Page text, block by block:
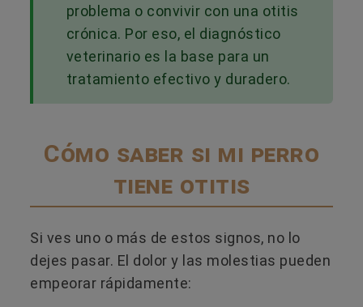
problema o convivir con una otitis
crónica. Por eso, el diagnóstico
veterinario es la base para un
tratamiento efectivo y duradero.
Cómo saber si mi perro
tiene otitis
Si ves uno o más de estos signos, no lo
dejes pasar. El dolor y las molestias pueden
empeorar rápidamente: